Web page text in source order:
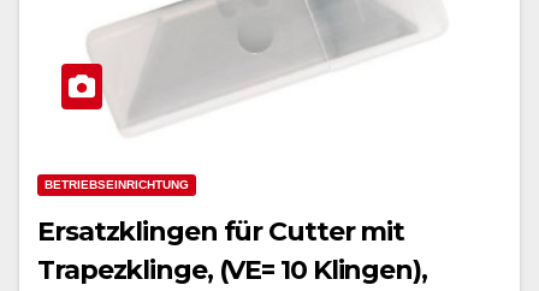
BETRIEBSEINRICHTUNG
Ersatzklingen für Cutter mit
Trapezklinge, (VE= 10 Klingen),